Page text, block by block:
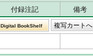
付録注記
備考
Digital BookShelf